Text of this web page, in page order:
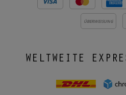
ÜBERWEISUNG
WELTWEITE